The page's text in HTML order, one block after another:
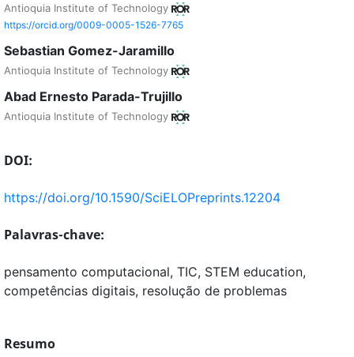
Antioquia Institute of Technology
https://orcid.org/0009-0005-1526-7765
Sebastian Gomez-Jaramillo
Antioquia Institute of Technology
Abad Ernesto Parada-Trujillo
Antioquia Institute of Technology
DOI:
https://doi.org/10.1590/SciELOPreprints.12204
Palavras-chave:
pensamento computacional, TIC, STEM education,
competências digitais, resolução de problemas
Resumo